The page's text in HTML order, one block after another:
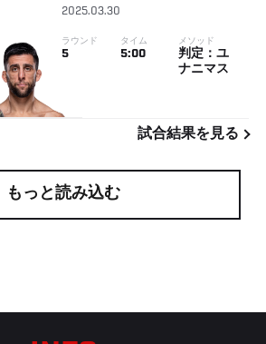
2025.03.30
ラウンド
5
タイム
5:00
メソッド
判定：ユ
ナニマス
試合結果を見る
もっと読み込む